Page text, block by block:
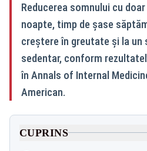
Reducerea somnului cu
noapte, timp de șase
creștere în greutate și la un
sedentar, conform
în Annals of Internal
American.
CUPRINS